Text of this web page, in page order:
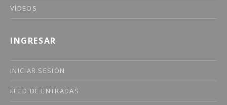
VÍDEOS
INGRESAR
INICIAR SESIÓN
FEED DE ENTRADAS